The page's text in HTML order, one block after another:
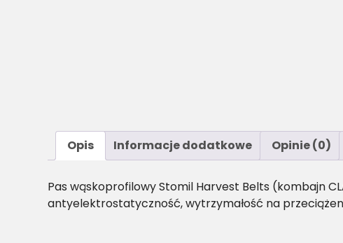
Opis Informacje dodatkowe Opinie (0)
Pas wąskoprofilowy Stomil Harvest Belts (kombajn
antyelektrostatyczność, wytrzymałość na